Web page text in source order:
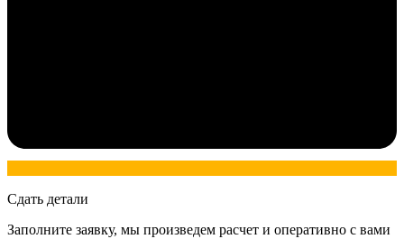
Сдать детали
Заполните заявку, мы произведем расчет и оперативно с вами